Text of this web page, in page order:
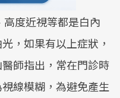
度近視等都是白內
，如果有以上症狀，
師指出，常在門診時
線模糊，為避免產生